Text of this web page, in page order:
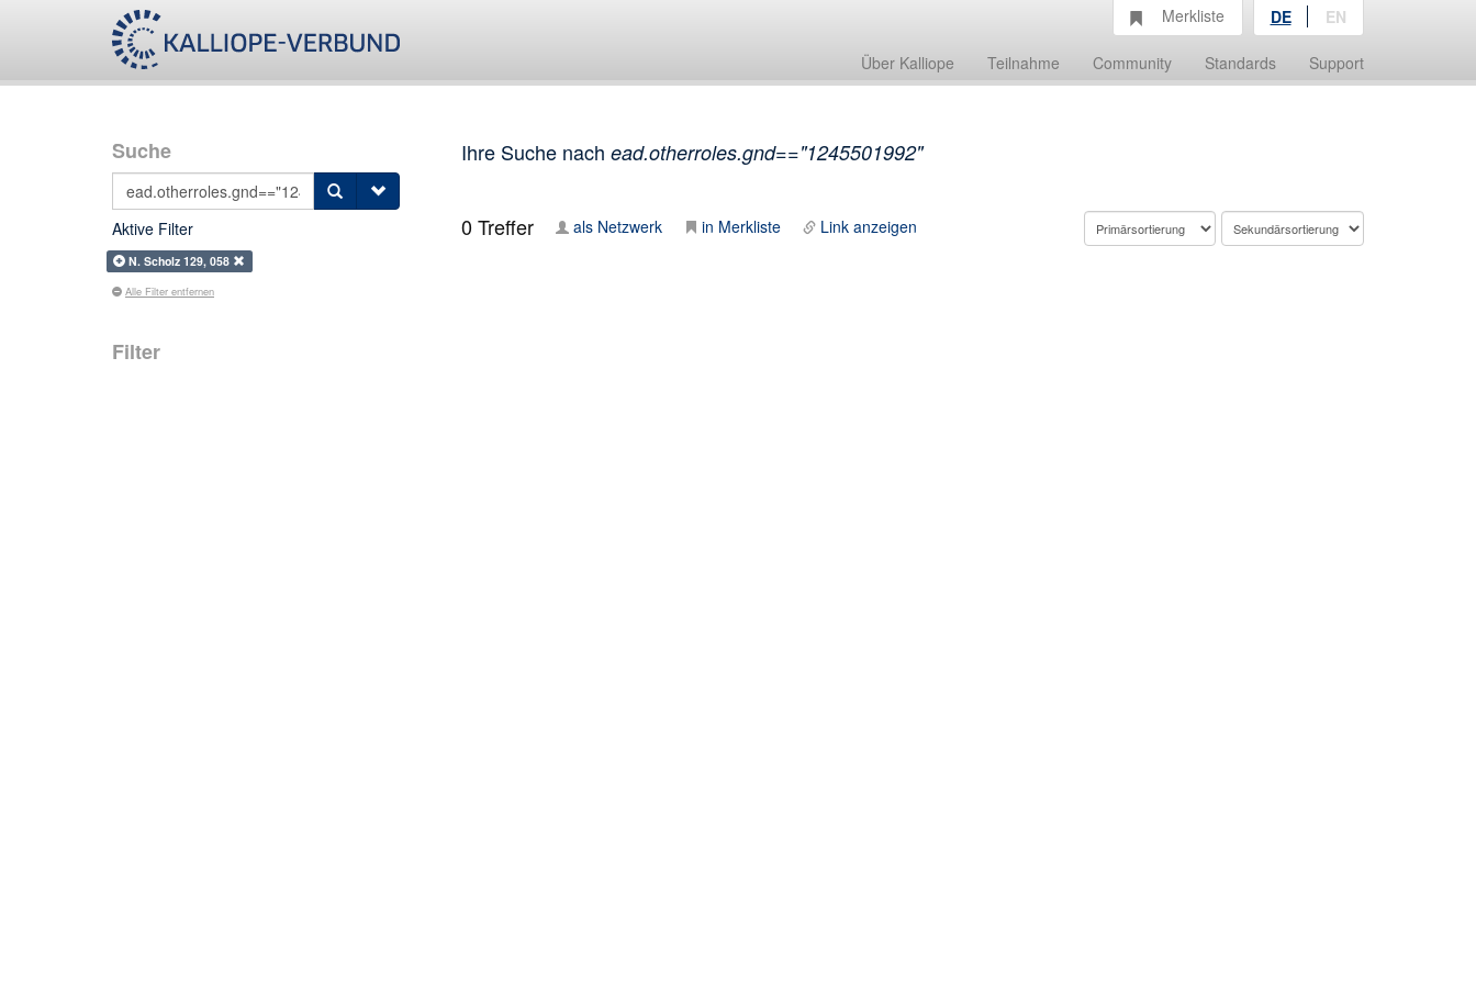
Über Kalliope Teilnahme Community Standards Support
Merkliste DE EN
Suche
Aktive Filter
N. Scholz 129, 058
Alle Filter entfernen
Filter
Ihre Suche nach ead.otherroles.gnd=="1245501992"
0Treffer als Netzwerk in Merkliste Link anzeigen